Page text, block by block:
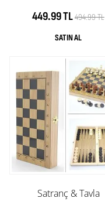
449.99 TL494.99 TL
Satranç & Tavla